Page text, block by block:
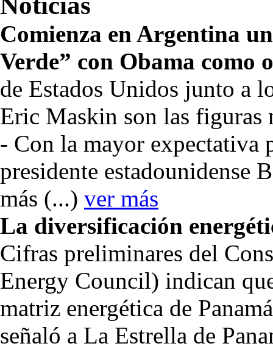
Comienza en Argentina
Verde” con Obama como
de Estados Unidos junto a
Eric Maskin son las figuras
- Con la mayor expectativa
presidente estadounidense
más (...) ver más
La diversificación
Cifras preliminares del
Energy Council) indican
matriz energética de
señaló a La Estrella de